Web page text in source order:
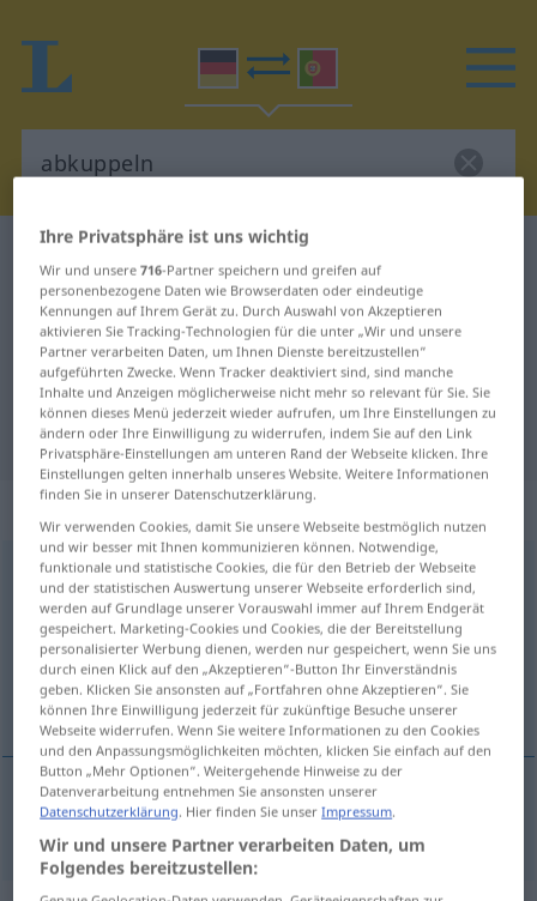
Deutsch-Portugiesisch Wörterbuch
Deutsch-Portugiesisch
Übersetzung für "abkuppeln"
"abkuppeln" Portugiesisch
Übersetzung
„abkuppeln“
abkuppeln <-ele->
Übersicht aller Übersetzungen
(Für mehr Details die Übersetzung anklicken/antippen)
desengatar
desengatar abkuppeln BAHN
Ihre Privatsphäre ist uns wichtig
Wir und unsere716-Partner speichern und greifen auf
personenbezogene Daten wie Browserdaten oder eindeutige
Kennungen auf Ihrem Gerät zu. Durch Auswahl von Akzeptieren
aktivieren Sie Tracking-Technologien für die unter „Wir und unsere
Partner verarbeiten Daten, um Ihnen Dienste bereitzustellen“
aufgeführten Zwecke. Wenn Tracker deaktiviert sind, sind manche
Inhalte und Anzeigen möglicherweise nicht mehr so relevant für Sie. Sie
können dieses Menü jederzeit wieder aufrufen, um Ihre Einstellungen zu
ändern oder Ihre Einwilligung zu widerrufen, indem Sie auf den Link
Privatsphäre-Einstellungen am unteren Rand der Webseite klicken. Ihre
Einstellungen gelten innerhalb unseres Website. Weitere Informationen
finden Sie in unserer Datenschutzerklärung.
Wir verwenden Cookies, damit Sie unsere Webseite bestmöglich nutzen
und wir besser mit Ihnen kommunizieren können. Notwendige,
funktionale und statistische Cookies, die für den Betrieb der Webseite
und der statistischen Auswertung unserer Webseite erforderlich sind,
werden auf Grundlage unserer Vorauswahl immer auf Ihrem Endgerät
gespeichert. Marketing-Cookies und Cookies, die der Bereitstellung
personalisierter Werbung dienen, werden nur gespeichert, wenn Sie uns
durch einen Klick auf den „Akzeptieren“-Button Ihr Einverständnis
geben. Klicken Sie ansonsten auf „Fortfahren ohne Akzeptieren“. Sie
können Ihre Einwilligung jederzeit für zukünftige Besuche unserer
Webseite widerrufen. Wenn Sie weitere Informationen zu den Cookies
und den Anpassungsmöglichkeiten möchten, klicken Sie einfach auf den
Button „Mehr Optionen“. Weitergehende Hinweise zu der
Datenverarbeitung entnehmen Sie ansonsten unserer
Datenschutzerklärung. Hier finden Sie unserImpressum.
Wir und unsere Partner verarbeiten Daten, um
Folgendes bereitzustellen: